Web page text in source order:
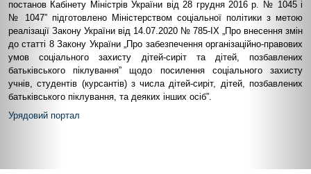
постанов Кабінету Міністрів України від 28 грудня 2016 р. № 1045 і
№ 1047” підготовлено Міністерством соціальної політики з метою
реалізації Закону України від 14.07.2020 № 785-IX „Про внесення змін
до статті 8 Закону України „Про забезпечення організаційно-правових
умов соціального захисту дітей-сиріт та дітей, позбавлених
батьківського піклування” щодо посилення соціального захисту
учнів, студентів (курсантів) з числа дітей-сиріт, дітей, позбавлених
батьківського піклування, та деяких інших осіб”.
Урядовий портал